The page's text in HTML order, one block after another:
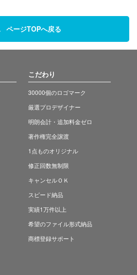
ページTOPへ戻る
こだわり
30000個のロゴマーク
厳選プロデザイナー
明朗会計・追加料金ゼロ
著作権完全譲渡
1点ものオリジナル
修正回数無制限
キャンセルＯＫ
スピード納品
実績1万件以上
希望のファイル形式納品
商標登録サポート